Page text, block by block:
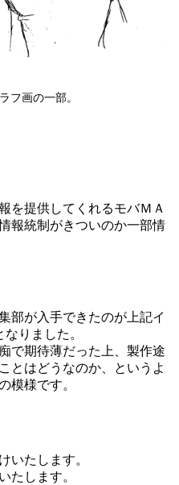
フ画の一部。
を提供してくれるモバＭＡ
報統制がきついのか一部情
部が入手できたのが上記イ
りました。
で期待薄だった上、製作途
とはどうなのか、というよ
模様です。
いたします。
たします。